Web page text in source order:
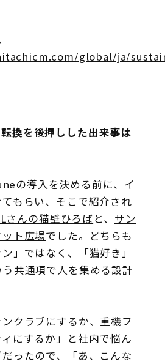
global/ja/
換を後押しした出来事は
の導入を決める前に、イ
もらい、そこで紹介され
さんの猫壁ひろばと、 サン
ト広場でした。どちらも
」ではなく、「猫好き」
う共通項で人を集める設計
ンクラブにするか、重機フ
にするか」と社内で悩ん
ったので、「あ、こんな